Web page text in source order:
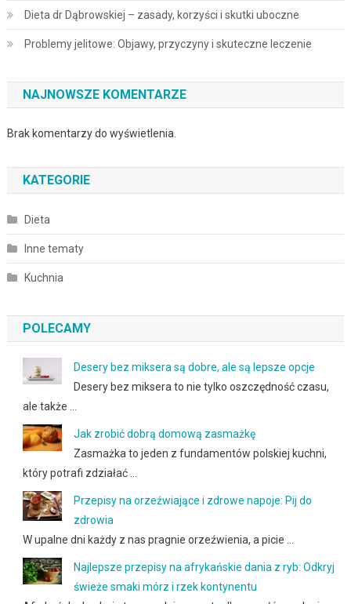
Dieta dr Dąbrowskiej – zasady, korzyści i skutki uboczne
Problemy jelitowe: Objawy, przyczyny i skuteczne leczenie
NAJNOWSZE KOMENTARZE
Brak komentarzy do wyświetlenia.
KATEGORIE
Dieta
Inne tematy
Kuchnia
POLECAMY
Desery bez miksera są dobre, ale są lepsze opcje
Desery bez miksera to nie tylko oszczędność czasu,
ale także …
Jak zrobić dobrą domową zasmażkę
Zasmażka to jeden z fundamentów polskiej kuchni,
który potrafi zdziałać …
Przepisy na orzeźwiające i zdrowe napoje: Pij do
zdrowia
W upalne dni każdy z nas pragnie orzeźwienia, a picie …
Najlepsze przepisy na afrykańskie dania z ryb: Odkryj
świeże smaki mórz i rzek kontynentu